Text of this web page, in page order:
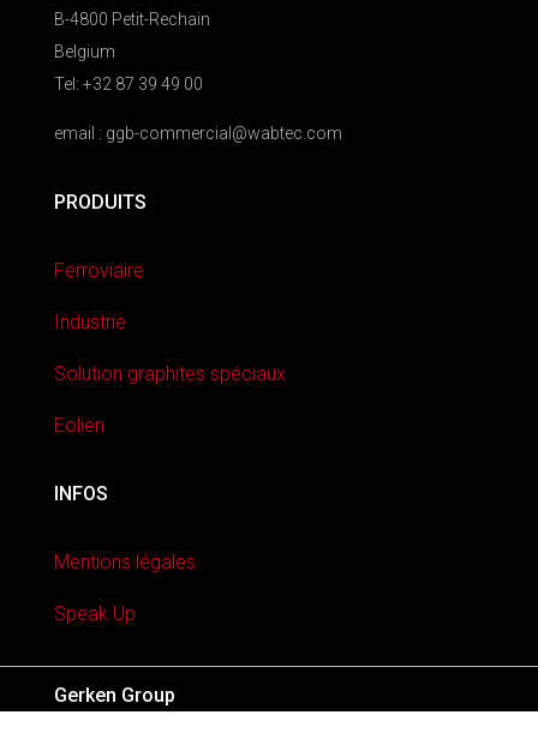
B-4800 Petit-Rechain
Belgium
Tel: +32 87 39 49 00
email : ggb-commercial@wabtec.com
PRODUITS
Ferroviaire
Industrie
Solution graphites spéciaux
Eolien
INFOS
Mentions légales
Speak Up
Gerken Group